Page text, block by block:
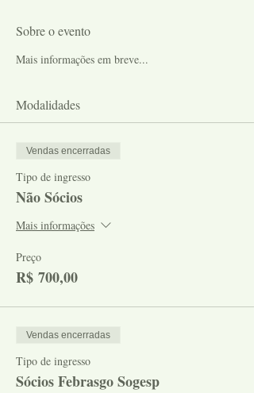
Sobre o evento
Mais informações em breve...
Modalidades
Vendas encerradas
Tipo de ingresso
Não Sócios
Mais informações
Preço
R$ 700,00
Vendas encerradas
Tipo de ingresso
Sócios Febrasgo Sogesp